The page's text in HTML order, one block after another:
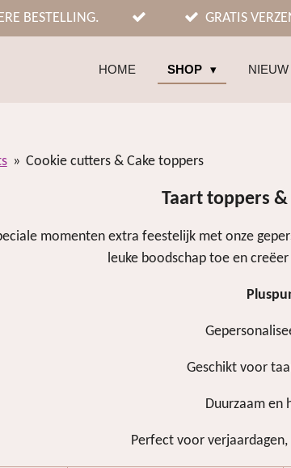
BESTELLING. GRATIS
HOME SHOP NIEUW
» Cookie cutters & Cake toppers
Taart toppers
momenten extra feestelijk met onze
leuke boodschap toe en
Geschikt voor
Duurzaam en
Perfect voor